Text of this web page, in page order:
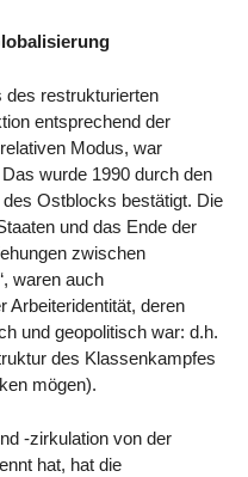
des restrukturierten
entsprechend der
Modus, war
wurde 1990 durch den
Ostblocks bestätigt. Die
und das Ende der
zwischen
waren auch
Arbeiteridentität, deren
und geopolitisch war: d.h.
des Klassenkampfes
mögen).
-zirkulation von der
hat, hat die